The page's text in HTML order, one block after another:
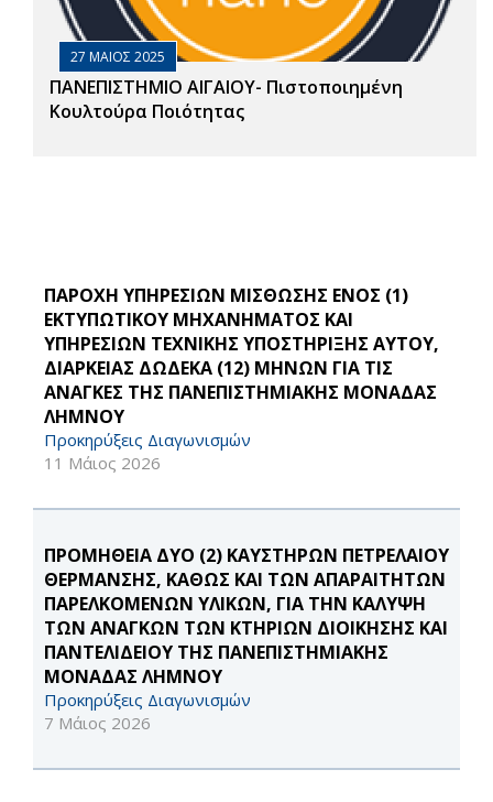
27 ΜΑΙΟΣ 2025
ΠΑΝΕΠΙΣΤΗΜΙΟ ΑΙΓΑΙΟΥ- Πιστοποιημένη
Κουλτούρα Ποιότητας
ΠΑΡΟΧΗ ΥΠΗΡΕΣΙΩΝ ΜΙΣΘΩΣΗΣ ΕΝΟΣ (1)
ΕΚΤΥΠΩΤΙΚΟΥ ΜΗΧΑΝΗΜΑΤΟΣ ΚΑΙ
ΥΠΗΡΕΣΙΩΝ ΤΕΧΝΙΚΗΣ ΥΠΟΣΤΗΡΙΞΗΣ ΑΥΤΟΥ,
ΔΙΑΡΚΕΙΑΣ ΔΩΔΕΚΑ (12) ΜΗΝΩΝ ΓΙΑ ΤΙΣ
ΑΝΑΓΚΕΣ ΤΗΣ ΠΑΝΕΠΙΣΤΗΜΙΑΚΗΣ ΜΟΝΑΔΑΣ
ΛΗΜΝΟΥ
Προκηρύξεις Διαγωνισμών
11 Μάιος 2026
ΠΡΟΜΗΘΕΙΑ ΔΥΟ (2) ΚΑΥΣΤΗΡΩΝ ΠΕΤΡΕΛΑΙΟΥ
ΘΕΡΜΑΝΣΗΣ, ΚΑΘΩΣ ΚΑΙ ΤΩΝ ΑΠΑΡΑΙΤΗΤΩΝ
ΠΑΡΕΛΚΟΜΕΝΩΝ ΥΛΙΚΩΝ, ΓΙΑ ΤΗΝ ΚΑΛΥΨΗ
ΤΩΝ ΑΝΑΓΚΩΝ ΤΩΝ ΚΤΗΡΙΩΝ ΔΙΟΙΚΗΣΗΣ ΚΑΙ
ΠΑΝΤΕΛΙΔΕΙΟΥ ΤΗΣ ΠΑΝΕΠΙΣΤΗΜΙΑΚΗΣ
ΜΟΝΑΔΑΣ ΛΗΜΝΟΥ
Προκηρύξεις Διαγωνισμών
7 Μάιος 2026